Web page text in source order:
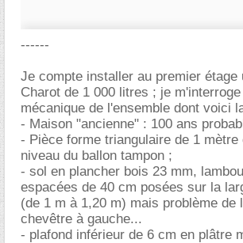
------
Je compte installer au premier étage
Charot de 1 000 litres ; je
mécanique de l'ensemble dont voici
- Maison "ancienne" : 100 ans
- Pièce forme triangulaire de 1 mètre
niveau du ballon tampon ;
- sol en plancher bois 23 mm,
espacées de 40 cm posées sur la
(de 1 m à 1,20 m) mais problème de
chevêtre à gauche...
- plafond inférieur de 6 cm en plâtre